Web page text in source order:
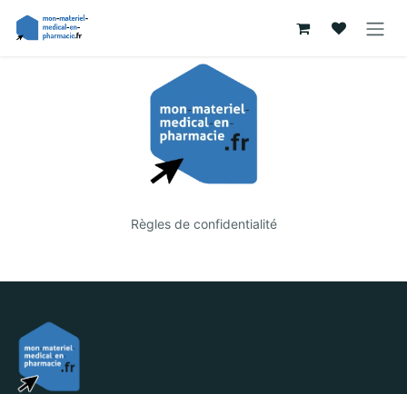
Se rendre au contenu
Règles de confidentialité